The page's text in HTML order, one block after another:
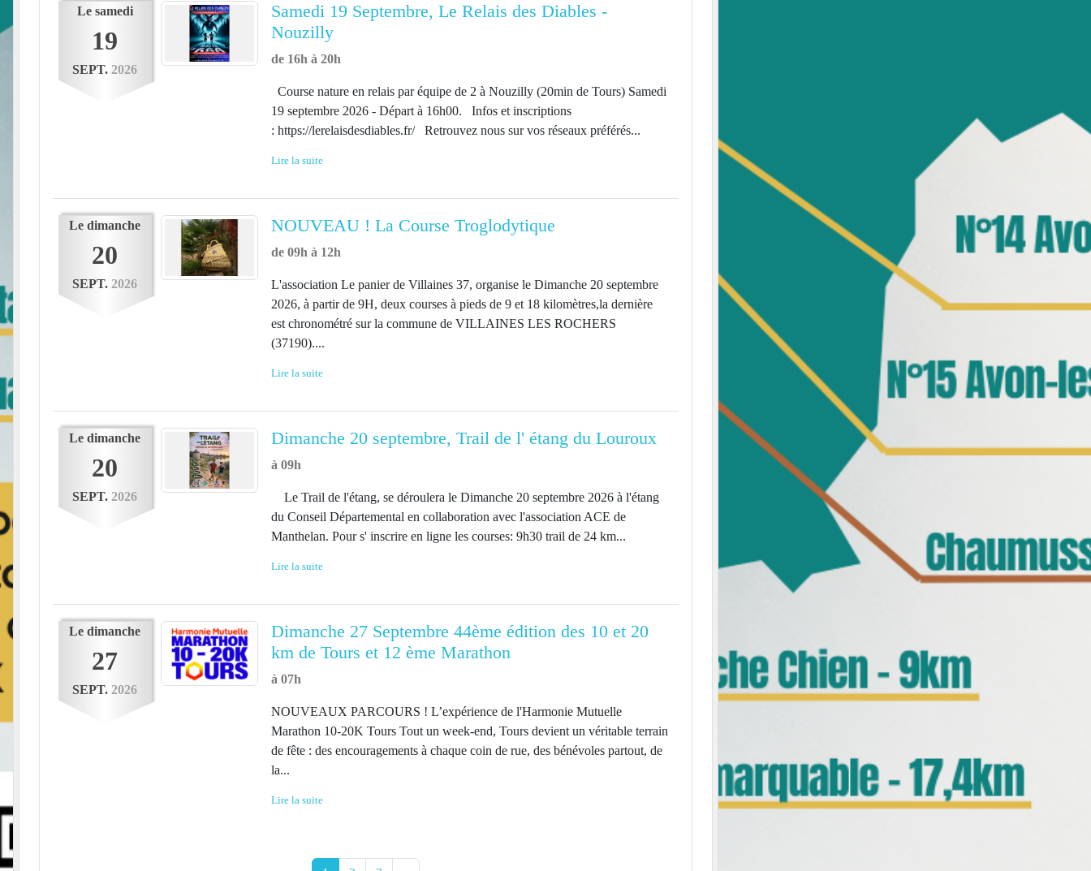
Le samedi
19
SEPT. 2026
Samedi 19 Septembre, Le Relais des Diables -
Nouzilly
de 16h à 20h
Course nature en relais par équipe de 2 à Nouzilly (20min de Tours) Samedi
19 septembre 2026 - Départ à 16h00. Infos et inscriptions
: https://lerelaisdesdiables.fr/ Retrouvez nous sur vos réseaux préférés...
Lire la suite
Ledimanche
20
SEPT. 2026
NOUVEAU ! La Course Troglodytique
de 09h à 12h
L'association Le panier de Villaines 37, organise le Dimanche 20 septembre
2026, à partir de 9H, deux courses à pieds de 9 et 18 kilomètres,la dernière
est chronométré sur la commune de VILLAINES LES ROCHERS
(37190)....
Lire la suite
Ledimanche
20
SEPT. 2026
Dimanche 20 septembre, Trail de l' étang du Louroux
à 09h
Le Trail de l'étang, se déroulera le Dimanche 20 septembre 2026 à l'étang
du Conseil Départemental en collaboration avec l'association ACE de
Manthelan. Pour s' inscrire en ligne les courses: 9h30 trail de 24 km...
Lire la suite
Ledimanche
27
SEPT. 2026
Dimanche 27 Septembre 44ème édition des 10 et 20
km de Tours et 12 ème Marathon
à 07h
NOUVEAUX PARCOURS ! L’expérience de l'Harmonie Mutuelle
Marathon 10-20K Tours Tout un week-end, Tours devient un véritable terrain
de fête : des encouragements à chaque coin de rue, des bénévoles partout, de
la...
Lire la suite